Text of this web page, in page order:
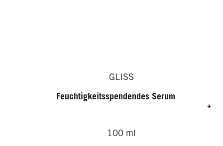
GLISS
Feuchtigkeitsspendendes Serum
100 ml